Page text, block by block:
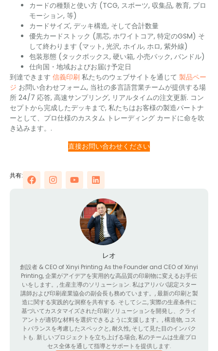
カードの種類と使い方 (TCG, スポーツ, 収集品, 教育, プロ
モーション, 等)
カードサイズ, デッキ構造, そして合計数量
優先カードストック (黒芯, ホワイトコア, 特定のGSM) そ
して終わります (マット, 光沢, ホイル, ホロ, 紫外線)
包装形態 (タックボックス, 硬い箱, 小売パック, バンドル)
仕向国・地域およびお届け予定日
到達できます 信義印刷 私たちのウェブサイトを通じて 製品ペー
ジ お問い合わせフォーム, 当社の多言語営業チームが提供する場
所 24/7 応答, 高速サンプリング, リアルタイムの注文更新. コン
セプトから完成したデッキまで, 私たちはお客様の製造パートナ
ーとして、プロ仕様のカスタム トレーディング カードに命を吹
き込みます。.
直接お問い合わせください
共有:
レオ
創設者 & CEO of Xinyi Printing As the Founder and CEO of Xinyi
Printing, 企業がアイデアを実用的な高品質の印刷物に変えるお手伝
いをします。, 生産主導のソリューション. 私はアリババ認定スター
講師および印刷産業協会の副会長も務めています。, 最新の印刷と製
造に関する実践的な洞察を共有する. そしてシニ, 実際の生産条件に
基づいてカスタマイズされた印刷ソリューションを開発し、クライ
アントが適切な材料を選択できるように支援します。, 構造物, コス
トバランスを考慮したスペックと, 耐久性, そして見た目のインパク
トも. 新しいプロジェクトを立ち上げる場合, 私のチームは生産プロ
セス全体を通して指導とサポートを提供します.